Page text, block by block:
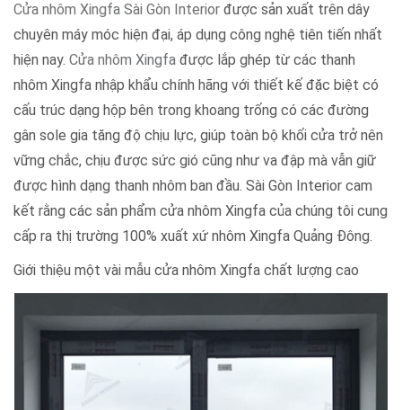
Cửa nhôm Xingfa Sài Gòn Interior được sản xuất trên dây
chuyên máy móc hiện đại, áp dụng công nghệ tiên tiến nhất
hiện nay. Cửa nhôm Xingfa được lắp ghép từ các thanh
nhôm Xingfa nhập khẩu chính hãng với thiết kế đặc biệt có
cấu trúc dạng hộp bên trong khoang trống có các đường
gân sole gia tăng độ chịu lực, giúp toàn bộ khối cửa trở nên
vững chắc, chịu được sức gió cũng như va đập mà vẫn giữ
được hình dạng thanh nhôm ban đầu. Sài Gòn Interior cam
kết rằng các sản phẩm cửa nhôm Xingfa của chúng tôi cung
cấp ra thị trường 100% xuất xứ nhôm Xingfa Quảng Đông.
Giới thiệu một vài mẫu cửa nhôm Xingfa chất lượng cao